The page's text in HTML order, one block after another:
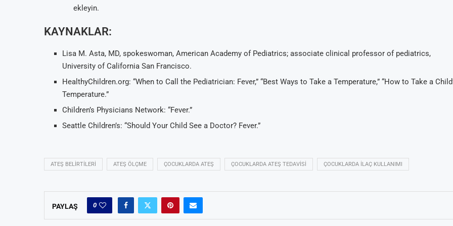
ekleyin.
KAYNAKLAR:
Lisa M. Asta, MD, spokeswoman, American Academy of Pediatrics; associate clinical professor of pediatrics,
University of California San Francisco.
HealthyChildren.org: “When to Call the Pediatrician: Fever,” “Best Ways to Take a Temperature,” “How to Take a
Temperature.”
Children’s Physicians Network: “Fever.”
Seattle Children’s: “Should Your Child See a Doctor? Fever.”
ATEŞ BELIRTILERI ATEŞ ÖLÇME ÇOCUKLARDA ATEŞ ÇOCUKLARDA ATEŞ TEDAVISI ÇOCUKLARDA ILAÇ KULLANIMI
PAYLAŞ 0